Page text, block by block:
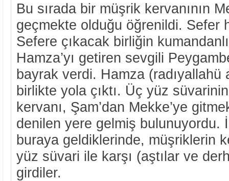
Bu sırada bir müşrik kervanının
geçmekte olduğu öğrenildi. Sefer
Sefere çıkacak birliğin
Hamza’yı getiren sevgili
bayrak verdi. Hamza
birlikte yola çıktı. Üç yüz
kervanı, Şam’dan Mekke’ye
denilen yere gelmiş bulunuyordu.
buraya geldiklerinde, müşriklerin
yüz süvari ile karşı (aştılar ve
girdiler.